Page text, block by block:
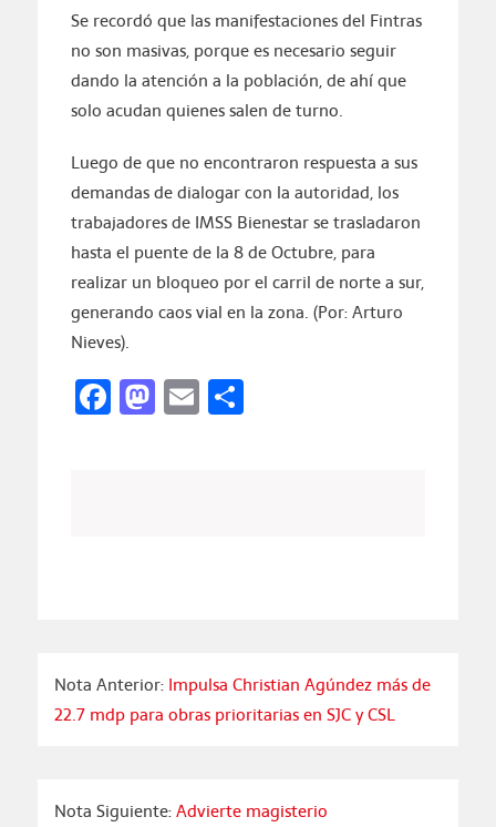
Se recordó que las manifestaciones del Fintras
no son masivas, porque es necesario seguir
dando la atención a la población, de ahí que
solo acudan quienes salen de turno.
Luego de que no encontraron respuesta a sus
demandas de dialogar con la autoridad, los
trabajadores de IMSS Bienestar se trasladaron
hasta el puente de la 8 de Octubre, para
realizar un bloqueo por el carril de norte a sur,
generando caos vial en la zona. (Por: Arturo
Nieves).
Facebook
Mastodon
EmailCompartir
Nota Anterior:Impulsa Christian Agúndez más de
22.7 mdp para obras prioritarias en SJC y CSL
Nota Siguiente:Advierte magisterio